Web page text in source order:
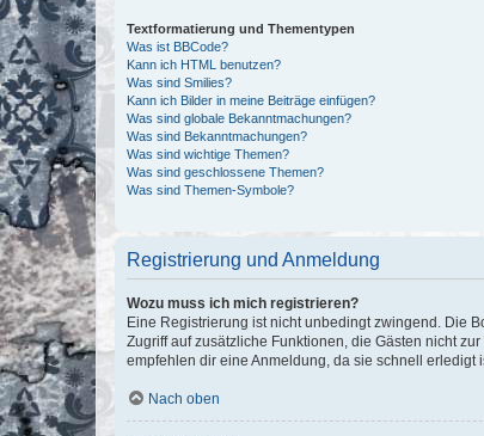
Textformatierung und Thementypen
Was ist BBCode?
Kann ich HTML benutzen?
Was sind Smilies?
Kann ich Bilder in meine Beiträge einfügen?
Was sind globale Bekanntmachungen?
Was sind Bekanntmachungen?
Was sind wichtige Themen?
Was sind geschlossene Themen?
Was sind Themen-Symbole?
Registrierung und Anmeldung
Wozu muss ich mich registrieren?
Eine Registrierung ist nicht unbedingt zwingend. Die
Zugriff auf zusätzliche Funktionen, die Gästen nicht
empfehlen dir eine Anmeldung, da sie schnell erledigt
Nach oben